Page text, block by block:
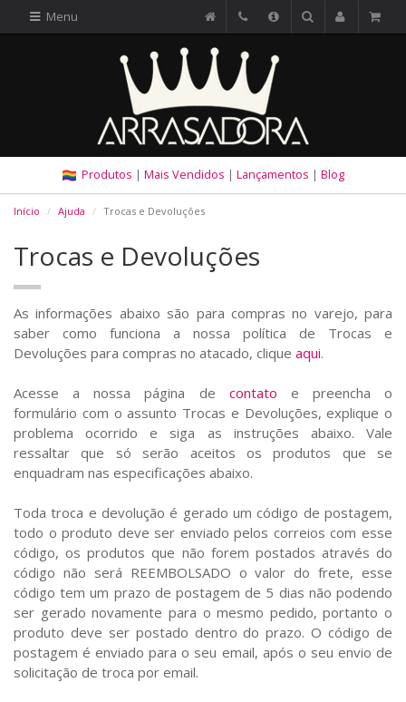
Menu
Produtos | Mais Vendidos | Lançamentos | Blog
Início Ajuda Trocas e Devoluções
Trocas e Devoluções
As informações abaixo são para compras no varejo, para
saber como funciona a nossa política de Trocas e
Devoluções para compras no atacado, clique aqui.
Acesse a nossa página de contato e preencha o
formulário com o assunto Trocas e Devoluções, explique o
problema ocorrido e siga as instruções abaixo. Vale
ressaltar que só serão aceitos os produtos que se
enquadram nas especificações abaixo.
Toda troca e devolução é gerado um código de postagem,
todo o produto deve ser enviado pelos correios com esse
código, os produtos que não forem postados através do
código não será REEMBOLSADO o valor do frete, esse
código tem um prazo de postagem de 5 dias não podendo
ser gerado novamente para o mesmo pedido, portanto o
produto deve ser postado dentro do prazo. O código de
postagem é enviado para o seu email, após o seu envio de
solicitação de troca por email.